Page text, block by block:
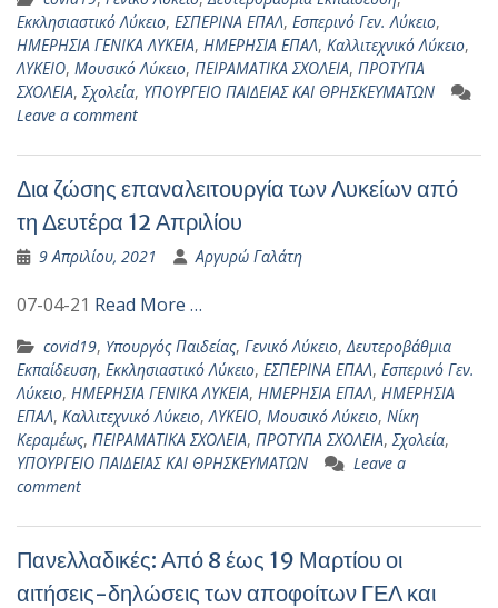
Εκκλησιαστικό Λύκειο, ΕΣΠΕΡΙΝΑ ΕΠΑΛ, Εσπερινό Γεν. Λύκειο,
ΗΜΕΡΗΣΙΑ ΓΕΝΙΚΑ ΛΥΚΕΙΑ, ΗΜΕΡΗΣΙΑ ΕΠΑΛ, Καλλιτεχνικό Λύκειο,
ΛΥΚΕΙΟ, Μουσικό Λύκειο, ΠΕΙΡΑΜΑΤΙΚΑ ΣΧΟΛΕΙΑ, ΠΡΟΤΥΠΑ
ΣΧΟΛΕΙΑ,Σχολεία, ΥΠΟΥΡΓΕΙΟ ΠΑΙΔΕΙΑΣ ΚΑΙ ΘΡΗΣΚΕΥΜΑΤΩΝ
Leave a comment
Δια ζώσης επαναλειτουργία των Λυκείων από
τη Δευτέρα 12 Απριλίου
9 Απριλίου, 2021 Αργυρώ Γαλάτη
07-04-21 Read More …
covid19, Yπουργός Παιδείας, Γενικό Λύκειο,Δευτεροβάθμια
Εκπαίδευση, Εκκλησιαστικό Λύκειο, ΕΣΠΕΡΙΝΑ ΕΠΑΛ, Εσπερινό Γεν.
Λύκειο, ΗΜΕΡΗΣΙΑ ΓΕΝΙΚΑ ΛΥΚΕΙΑ, ΗΜΕΡΗΣΙΑ ΕΠΑΛ, ΗΜΕΡΗΣΙΑ
ΕΠΑΛ, Καλλιτεχνικό Λύκειο,ΛΥΚΕΙΟ, Μουσικό Λύκειο, Νίκη
Κεραμέως, ΠΕΙΡΑΜΑΤΙΚΑ ΣΧΟΛΕΙΑ, ΠΡΟΤΥΠΑ ΣΧΟΛΕΙΑ,Σχολεία,
ΥΠΟΥΡΓΕΙΟ ΠΑΙΔΕΙΑΣ ΚΑΙ ΘΡΗΣΚΕΥΜΑΤΩΝ
Leave a
comment
Πανελλαδικές: Από 8 έως 19 Μαρτίου οι
αιτήσεις-δηλώσεις των αποφοίτων ΓΕΛ και